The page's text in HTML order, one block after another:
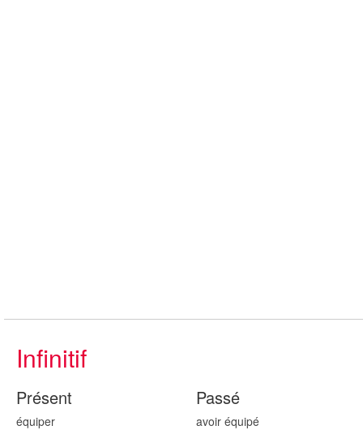
Infinitif
Présent
équiper
Passé
avoir équipé